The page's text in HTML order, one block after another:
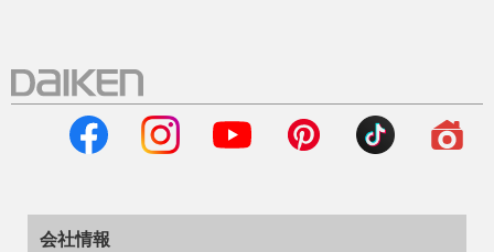
会社情報